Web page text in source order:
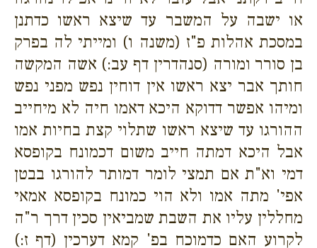
או ישבה על המשבר עד שיצא ראשו כדתנן
במסכת אהלות פ"ז (משנה ו) ומייתי לה בפרק
בן סורר ומורה (סנהדרין דף עב:) אשה המקשה
חותך אבר יצא ראשו אין דוחין נפש מפני נפש
ומיהו אפשר דדוקא היכא דאמו חיה לא מיחייב
ההורגו עד שיצא ראשו שתלוי קצת בחיות אמו
אבל היכא דמתה חייב משום דכמונח בקופסא
דמי וא"ת אם תמצי לומר דמותר להורגו בבטן
אפי' מתה אמו ולא הוי כמונח בקופסא אמאי
מחללין עליו את השבת שמביאין סכין דרך ר"ה
לקרוע האם כדמוכח בפ' קמא דערכין (דף ז:)